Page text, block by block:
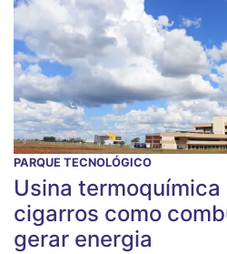
PARQUE TECNOLÓGICO
Usina
cigarros como
gerar energia